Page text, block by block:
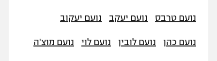
נועם טרבס נועם יעקב נועם יעקוב
נועם כהן נועם לובין נועם לוי נועם מוצ'ה